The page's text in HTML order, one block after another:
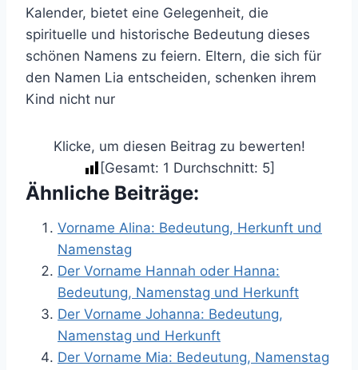
Kalender, bietet eine Gelegenheit, die
spirituelle und historische Bedeutung dieses
schönen Namens zu feiern. Eltern, die sich für
den Namen Lia entscheiden, schenken ihrem
Kind nicht nur
Klicke, um diesen Beitrag zu bewerten!
[Gesamt: 1 Durchschnitt: 5]
Ähnliche Beiträge:
Vorname Alina: Bedeutung, Herkunft und
Namenstag
Der Vorname Hannah oder Hanna:
Bedeutung, Namenstag und Herkunft
Der Vorname Johanna: Bedeutung,
Namenstag und Herkunft
Der Vorname Mia: Bedeutung, Namenstag